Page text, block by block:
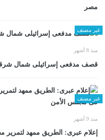
مصر
غير مصنف
منذ 8 أشهر
قصف مدفعى إسرائيلى شمال
غير مصنف
منذ 9 أشهر
إعلام عبرى: الطريق ممهد لتمرير